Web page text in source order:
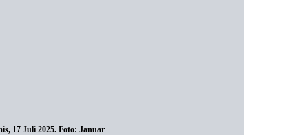
17 Juli 2025. Foto: Januar